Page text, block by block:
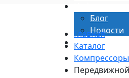
Блог
Новости
Контакты
Главная
Каталог